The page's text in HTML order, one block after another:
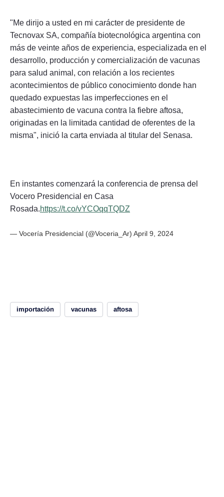
"Me dirijo a usted en mi carácter de presidente de
Tecnovax SA, compañía biotecnológica argentina con
más de veinte años de experiencia, especializada en el
desarrollo, producción y comercialización de vacunas
para salud animal, con relación a los recientes
acontecimientos de público conocimiento donde han
quedado expuestas las imperfecciones en el
abastecimiento de vacuna contra la fiebre aftosa,
originadas en la limitada cantidad de oferentes de la
misma", inició la carta enviada al titular del Senasa.
En instantes comenzará la conferencia de prensa del
Vocero Presidencial en Casa
Rosada.https://t.co/vYCOqqTQDZ
— Vocería Presidencial (@Voceria_Ar) April 9, 2024
importación vacunas aftosa